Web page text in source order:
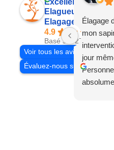
Excellent
Elagueur 77
Elagage Villiers
4.9
Basé sur 27 avis
Voir tous les avis
Évaluez-nous sur
Élagage
mon
jour
Personne